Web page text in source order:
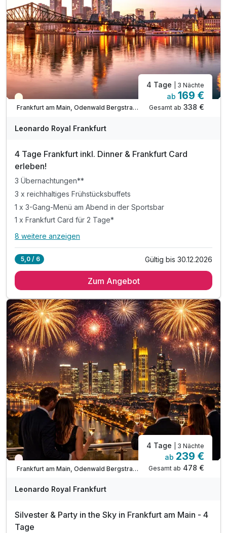
Teilweise ausgelastet
Frankfurt am Main, Odenwald Bergstraße
4 Tage | 3 Nächte
ab 169 €
Gesamt ab 338 €
Leonardo Royal Frankfurt
4 Tage Frankfurt inkl. Dinner & Frankfurt Card
erleben!
3 Übernachtungen**
3 x reichhaltiges Frühstücksbuffets
1 x 3-Gang-Menü am Abend in der Sportsbar
1 x Frankfurt Card für 2 Tage*
Alle Inklusivleistungen
3 x reichhaltiges Frühstücksbuffets
1 x Frankfurt Card für 2 Tage*
1 x Stadtplan für alle Highlights der Stadt
inkl. RMV-Ticket für den öffentlichen Nahverkehr
inkl. ermäßigter Eintritt im Frankfurter Zoo
inkl. ermäßigter Eintritt Time Ride & MAIN TOWER
inkl. bis zu 50% Ermäßigung im Palmengarten
inkl. bis zu 50% Ermäßigung in Frankfurter Museen
inkl. Nutzung von Sauna & Fitness
inkl. Wlan Nutzung
8 weitere anzeigen
5,0 / 6 Gültig bis 30.12.2026
Zum Angebot
Aktuell ausgebucht
Frankfurt am Main, Odenwald Bergstraße
4 Tage | 3 Nächte
ab 239 €
Gesamt ab 478 €
Leonardo Royal Frankfurt
Silvester & Party in the Sky in Frankfurt am Main - 4
Tage